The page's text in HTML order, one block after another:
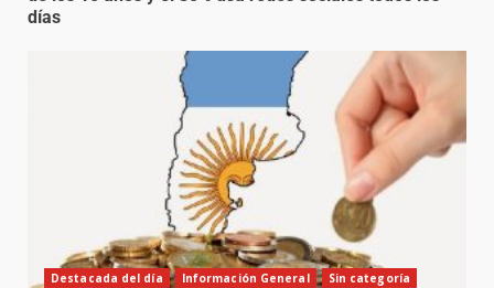
días
Destacada del día Información General Sin categoría